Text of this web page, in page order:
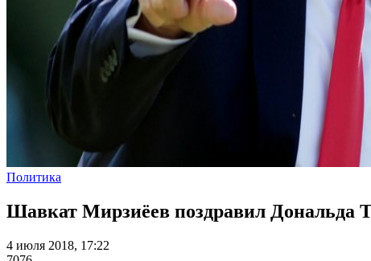
Политика
Шавкат Мирзиёев поздравил Дональда
4 июля 2018, 17:22